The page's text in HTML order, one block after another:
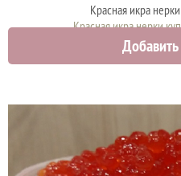
Красная икра
Красная икра нерки